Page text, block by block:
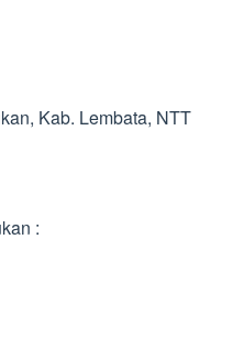
Kab. Lembata, NTT
: